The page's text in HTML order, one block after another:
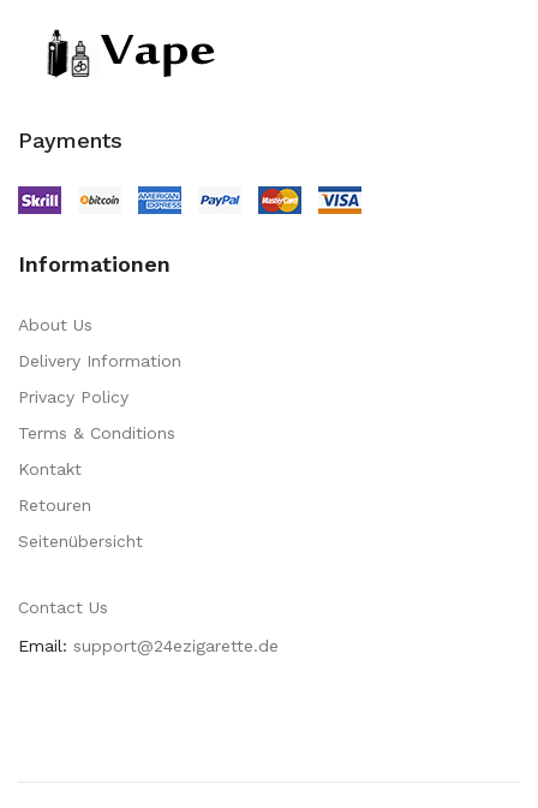
Payments
Informationen
About Us
Delivery Information
Privacy Policy
Terms & Conditions
Kontakt
Retouren
Seitenübersicht
Contact Us
Email: support@24ezigarette.de